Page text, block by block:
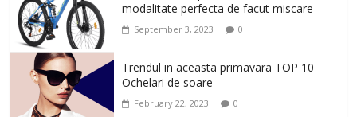
modalitate perfecta de facut miscare
September 3, 2023 0
Trendul in aceasta primavara TOP 10
Ochelari de soare
February 22, 2023 0